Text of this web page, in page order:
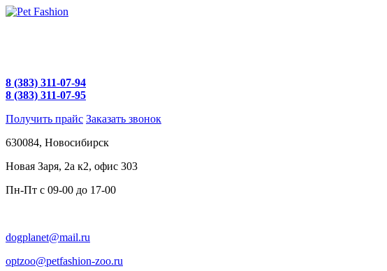
8 (383) 311-07-94
8 (383) 311-07-95
Получить прайс Заказать звонок
630084, Новосибирск
Новая Заря, 2а к2, офис 303
Пн-Пт c 09-00 до 17-00
dogplanet@mail.ru
optzoo@petfashion-zoo.ru